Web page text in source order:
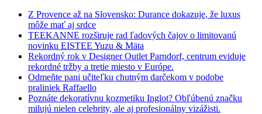
Z Provence až na Slovensko: Durance dokazuje, že luxus
môže mať aj srdce
TEEKANNE rozširuje rad ľadových čajov o limitovanú
novinku EISTEE Yuzu & Mäta
Rekordný rok v Designer Outlet Parndorf, centrum eviduje
rekordné tržby a tretie miesto v Európe.
Odmeňte pani učiteľku chutným darčekom v podobe
praliniek Raffaello
Poznáte dekoratívnu kozmetiku Inglot? Obľúbenú značku
milujú nielen celebrity, ale aj profesionálny vizážisti.